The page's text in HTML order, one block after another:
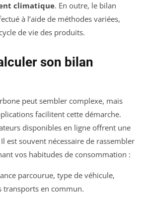
climatique. En outre, le bilan
à l’aide de méthodes variées,
de vie des produits.
son bilan
peut sembler complexe, mais
facilitent cette démarche.
disponibles en ligne offrent une
est souvent nécessaire de rassembler
vos habitudes de consommation :
parcourue, type de véhicule,
transports en commun.